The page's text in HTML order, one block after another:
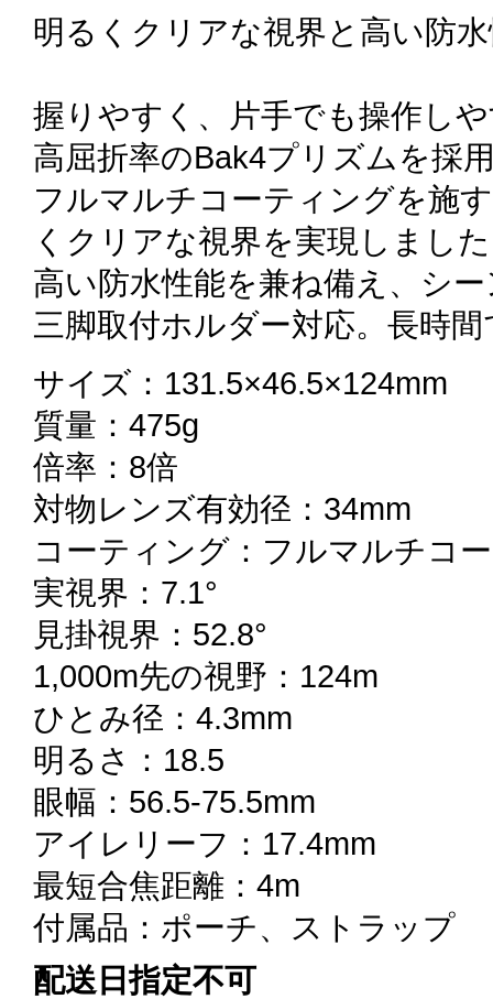
明るくクリアな視界と高い防
握りやすく、片手でも操作し
高屈折率のBak4プリズムを採
フルマルチコーティングを施
くクリアな視界を実現しまし
高い防水性能を兼ね備え、シ
三脚取付ホルダー対応。長時
サイズ：131.5×46.5×124mm
質量：475g
倍率：8倍
対物レンズ有効径：34mm
コーティング：フルマルチコ
実視界：7.1°
見掛視界：52.8°
1,000m先の視野：124m
ひとみ径：4.3mm
明るさ：18.5
眼幅：56.5-75.5mm
アイレリーフ：17.4mm
最短合焦距離：4m
付属品：ポーチ、ストラップ
配送日指定不可